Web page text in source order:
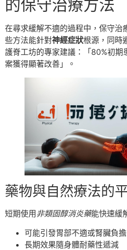
的保守治療方法
在尋求緩解不適的過程中，保守治
些方法能針對神經症狀根源，同時
護脊工坊的專家建議：「80%初期
案獲得顯著改善」。
藥物與自然療法的
短期使用 非類固醇消炎藥能快速緩
可能引發胃部不適或腎臟負擔
長期效果隨身體耐藥性遞減